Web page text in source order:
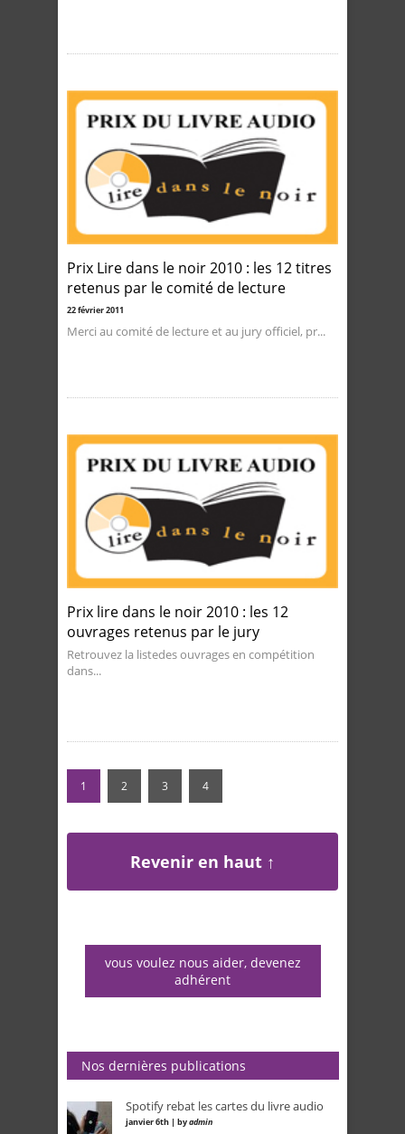
Prix Lire dans le noir 2010 : les 12 titres
retenus par le comité de lecture
22 février 2011
Merci au comité de lecture et au jury officiel, pr...
Prix lire dans le noir 2010 : les 12
ouvrages retenus par le jury
Retrouvez la listedes ouvrages en compétition
dans...
1 2 3 4
Revenir en haut ↑
vous voulez nous aider, devenez
adhérent
Nos dernières publications
Spotify rebat les cartes du livre audio
janvier 6th | byadmin